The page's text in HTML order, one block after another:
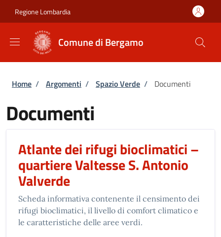
Regione Lombardia
Comune di Bergamo
Briciole di pane
Home / Argomenti / Spazio Verde / Documenti
Documenti
Atlante dei rifugi bioclimatici –
quartiere Valtesse S. Antonio
Valverde
Scheda informativa contenente il censimento dei
rifugi bioclimatici, il livello di comfort climatico e
le caratteristiche delle aree verdi.